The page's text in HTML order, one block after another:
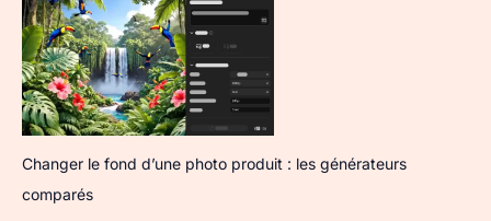
Changer le fond d’une photo produit : les générateurs
comparés